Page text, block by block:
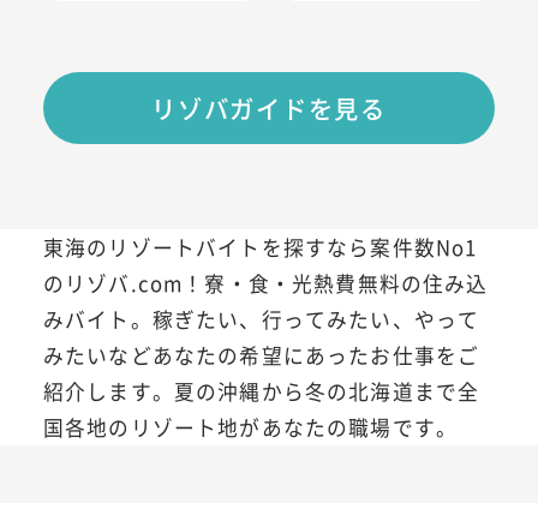
リゾバガイドを見る
東海のリゾートバイトを探すなら案件数No1
のリゾバ.com！寮・食・光熱費無料の住み込
みバイト。稼ぎたい、行ってみたい、やって
みたいなどあなたの希望にあったお仕事をご
紹介します。夏の沖縄から冬の北海道まで全
国各地のリゾート地があなたの職場です。